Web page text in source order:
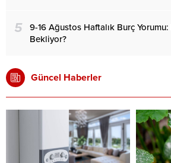
5
9-16 Ağustos Haftalık Burç
Bekliyor?
Güncel Haberler